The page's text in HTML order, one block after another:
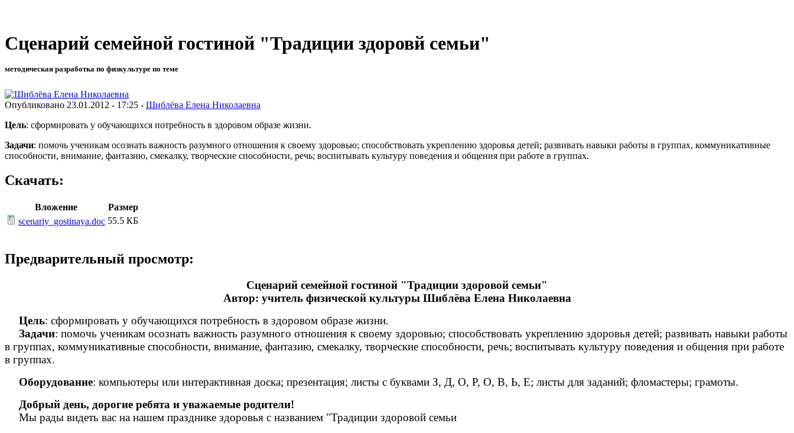
Сценарий семейной гостиной "Традиции здоровй семьи"
методическая разработка по физкультуре по теме
Опубликовано 23.01.2012 - 17:25 - Шиблёва Елена Николаевна
Цель: сформировать у обучающихся потребность в здоровом образе жизни.
Задачи: помочь ученикам осознать важность разумного отношения к своему здоровью; способствовать укреплению здоровья детей; развивать навыки работы в группах, коммуникативные
способности, внимание, фантазию, смекалку, творческие способности, речь; воспитывать культуру поведения и общения при работе в группах.
Скачать:
Вложение
Размер
scenariy_gostinaya.doc 55.5 КБ
Предварительный просмотр:
Сценарий семейной гостиной "Традиции здоровой семьи"
Автор: учитель физической культуры Шиблёва Елена Николаевна
Цель: сформировать у обучающихся потребность в здоровом образе жизни.
Задачи: помочь ученикам осознать важность разумного отношения к своему здоровью; способствовать укреплению здоровья детей; развивать навыки работы
в группах, коммуникативные способности, внимание, фантазию, смекалку, творческие способности, речь; воспитывать культуру поведения и общения при работе
в группах.
Оборудование: компьютеры или интерактивная доска; презентация; листы с буквами З, Д, О, Р, О, В, Ь, Е; листы для заданий; фломастеры; грамоты.
Добрый день, дорогие ребята и уважаемые родители!
Мы рады видеть вас на нашем празднике здоровья с названием "Традиции здоровой семьи